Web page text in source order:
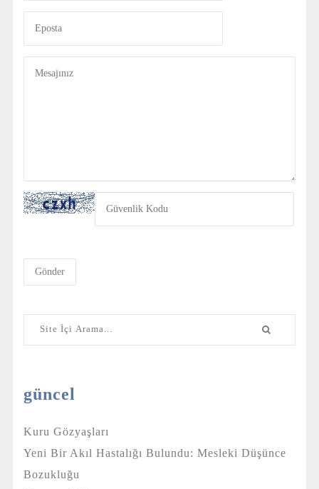
Gönder
güncel
Kuru Gözyaşları
Yeni Bir Akıl Hastalığı Bulundu: Mesleki Düşünce
Bozukluğu